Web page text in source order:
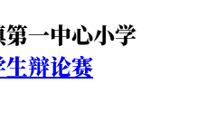
一中心小学
辩论赛